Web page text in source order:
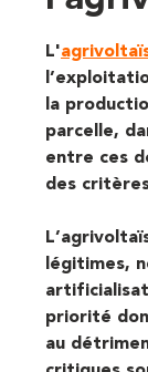
L'
la
parcelle,
entre ces
des
légitimes,
priorité
au